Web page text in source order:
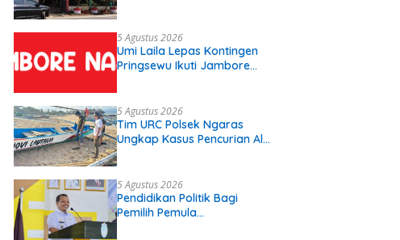
Diberi Pemberitahuan
5 Agustus 2026
Umi Laila Lepas Kontingen
Pringsewu Ikuti Jambore
5 Agustus 2026
Tim URC Polsek Ngaras
Ungkap Kasus Pencurian Alat
Pelaku Diamankan
5 Agustus 2026
Pendidikan Politik Bagi
Pemilih Pemula